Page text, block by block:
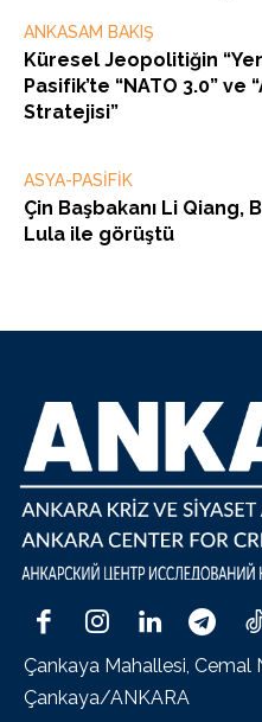
ANKASAM BAKIŞ
Küresel Jeopolitiğin
Pasifik’te “NATO 3.0”
Stratejisi”
ASYA-PASİFİK
Çin Başbakanı Li Qiang,
Lula ile görüştü
Çankaya Mahallesi, Cemal
Çankaya/ANKARA